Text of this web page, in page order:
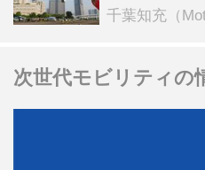
ンテンツも
千葉知充（
次世代モビリティの